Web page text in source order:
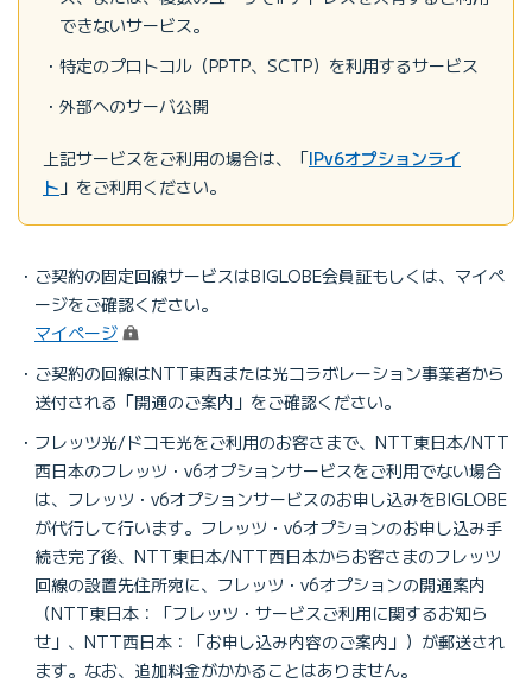
できないサービス。
特定のプロトコル（PPTP、SCTP）を利用するサービス
外部へのサーバ公開
上記サービスをご利用の場合は、「IPv6オプションライ
ト 」をご利用ください。
ご契約の固定回線サービスはBIGLOBE会員証もしくは、マイペ
ージをご確認ください。
マイページ（ログイン）
ご契約の回線はNTT東西または光コラボレーション事業者から
送付される「開通のご案内」をご確認ください。
フレッツ光/ドコモ光をご利用のお客さまで、NTT東日本/NTT
西日本のフレッツ・v6オプションサービスをご利用でない場合
は、フレッツ・v6オプションサービスのお申し込みをBIGLOBE
が代行して行います。フレッツ・v6オプションのお申し込み手
続き完了後、NTT東日本/NTT西日本からお客さまのフレッツ
回線の設置先住所宛に、フレッツ・v6オプションの開通案内
（NTT東日本：「フレッツ・サービスご利用に関するお知ら
せ」、NTT西日本：「お申し込み内容のご案内」）が郵送され
ます。なお、追加料金がかかることはありません。